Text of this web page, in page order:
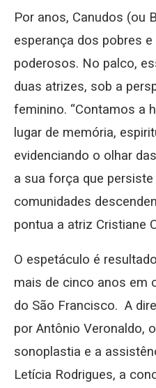
Por anos, Canudos (ou
esperança dos pobres
poderosos. No palco,
duas atrizes, sob a
feminino. “Contamos a
lugar de memória,
evidenciando o olhar
a sua força que
comunidades
pontua a atriz Cristiane
O espetáculo é
mais de cinco anos em
do São Francisco. A
por Antônio Veronaldo,
sonoplastia e a
Letícia Rodrigues, a